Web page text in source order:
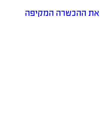
את ההכשרה המקיפה